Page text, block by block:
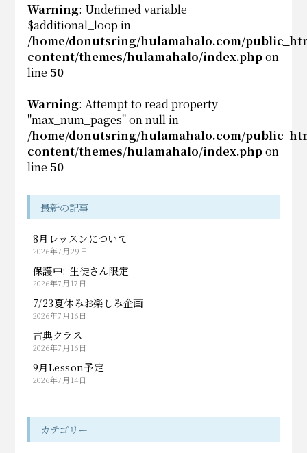
Warning: Undefined variable
$additional_loop in
/home/donutsring/hulamahalo.com/
content/themes/hulamahalo/index.phpon
line 50
Warning: Attempt to read property
"max_num_pages" on null in
/home/donutsring/hulamahalo.com/
content/themes/hulamahalo/index.phpon
line 50
最新の記事
8月レッスンについて
2026年7月29日
保護中: 生徒さん限定
2026年7月17日
7/23夏休みお楽しみ企画
2026年7月16日
古典クラス
2026年7月16日
9月Lesson予定
2026年7月14日
カテゴリー